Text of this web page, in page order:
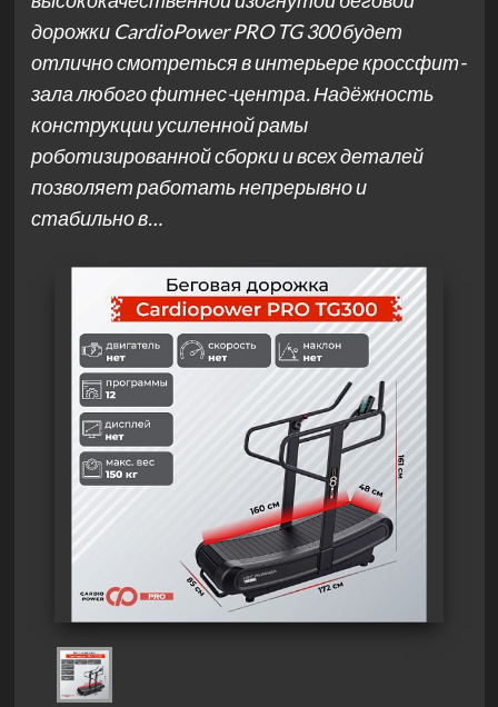
дорожки CardioPower PRO TG 300 будет
отлично смотреться в интерьере кроссфит-
зала любого фитнес-центра. Надёжность
конструкции усиленной рамы
роботизированной сборки и всех деталей
позволяет работать непрерывно и
стабильно в…